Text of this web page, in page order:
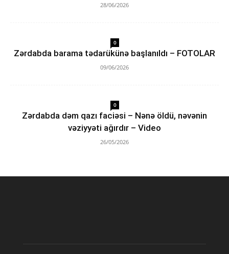
28/06/2026
0
Zərdabda barama tədarükünə başlanıldı – FOTOLAR
09/06/2026
0
Zərdabda dəm qazı faciəsi – Nənə öldü, nəvənin
vəziyyəti ağırdır – Video
26/05/2026